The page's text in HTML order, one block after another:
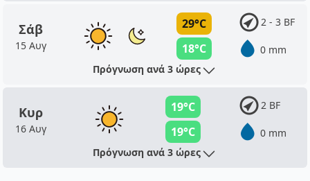
Σάβ
15 Αυγ
29°C
18°C
2 - 3 BF
0 mm
Πρόγνωση ανά 3 ώρες
Κυρ
16 Αυγ
19°C
19°C
2 BF
0 mm
Πρόγνωση ανά 3 ώρες